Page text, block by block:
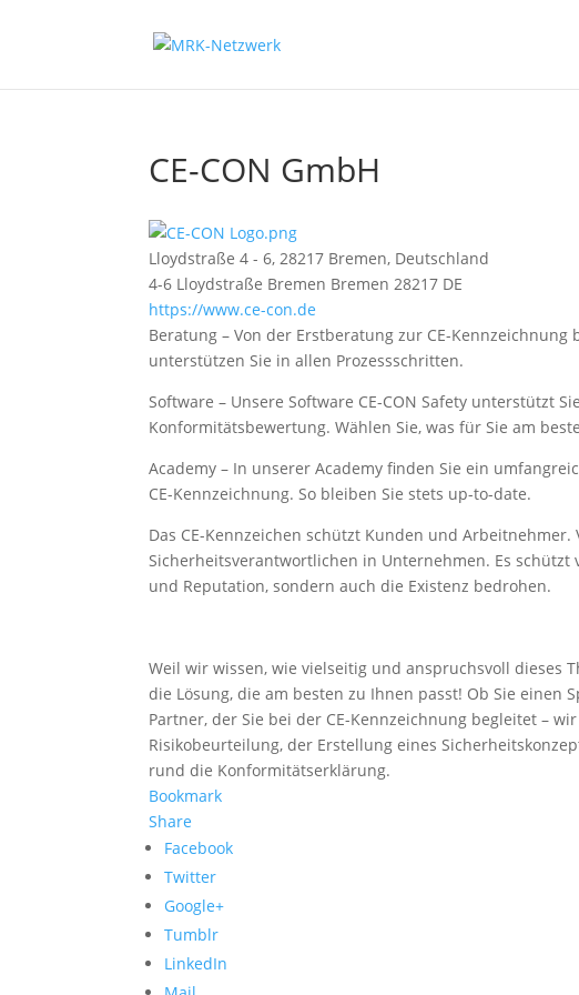
CE-CON GmbH
Lloydstraße 4 - 6, 28217 Bremen, Deutschland
4-6 Lloydstraße Bremen Bremen 28217 DE
https://www.ce-con.de
Beratung – Von der Erstberatung zur CE-
unterstützen Sie in allen Prozessschritten.
Software – Unsere Software CE-CON Safety unterstützt
Konformitätsbewertung. Wählen Sie, was für Sie am
Academy – In unserer Academy finden Sie ein
CE-Kennzeichnung. So bleiben Sie stets up-to-date.
Das CE-Kennzeichen schützt Kunden und
Sicherheitsverantwortlichen in Unternehmen. Es
und Reputation, sondern auch die Existenz bedrohen.
Weil wir wissen, wie vielseitig und anspruchsvoll dieses
die Lösung, die am besten zu Ihnen passt! Ob Sie einen
Partner, der Sie bei der CE-Kennzeichnung begleitet –
Risikobeurteilung, der Erstellung eines
rund die Konformitätserklärung.
Bookmark
Share
Facebook
Twitter
Google+
Tumblr
LinkedIn